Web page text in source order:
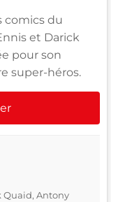
comics du
et Darick
pour son
super-héros.
Quaid, Antony